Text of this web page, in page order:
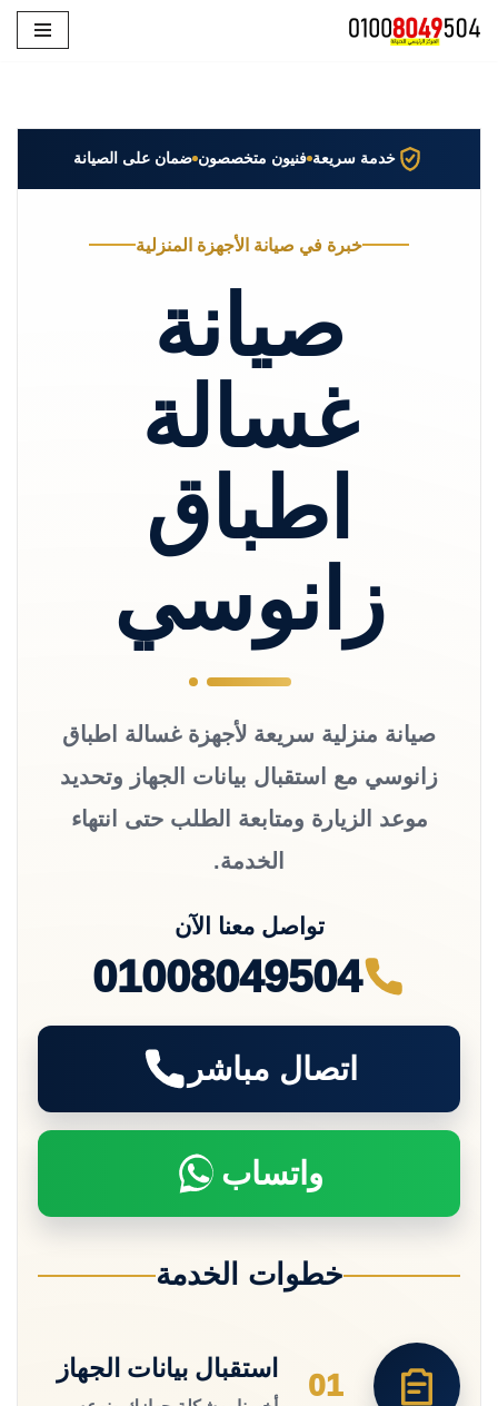
خدمة سريعة فنيون متخصصون ضمان على الصيانة
خبرة في صيانة الأجهزة المنزلية
صيانة
غسالة
اطباق
زانوسي
صيانة منزلية سريعة لأجهزة غسالة اطباق
زانوسي مع استقبال بيانات الجهاز وتحديد
موعد الزيارة ومتابعة الطلب حتى انتهاء
الخدمة.
تواصل معنا الآن
01008049504
اتصال مباشر
واتساب
خطوات الخدمة
01
استقبال بيانات الجهاز